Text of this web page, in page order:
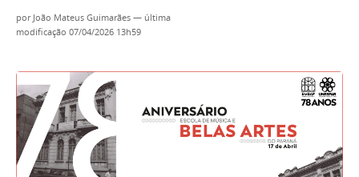
por João Mateus Guimarães — última
modificação 07/04/2026 13h59